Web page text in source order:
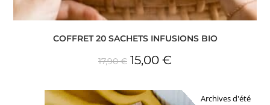
COFFRET 20 SACHETS INFUSIONS BIO
17,90€ 15,00 €
Archives d'été